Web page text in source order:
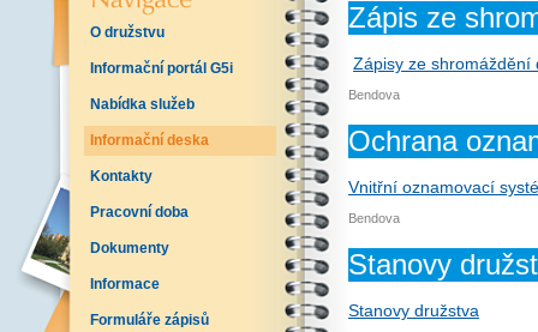
O družstvu
Informační portál G5i
Nabídka služeb
Informační deska
Kontakty
Pracovní doba
Dokumenty
Informace
Formuláře zápisů
Zápis ze
Zápisy ze shromáždění
Bendova
Ochrana
Vnitřní oznamovací
Bendova
Stanovy
Stanovy družstva